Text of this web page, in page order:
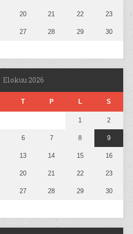
20 21 22 23
27 28 29 30
Elokuu 2026
T P L S
1 2
6 7 8 9
13 14 15 16
20 21 22 23
27 28 29 30